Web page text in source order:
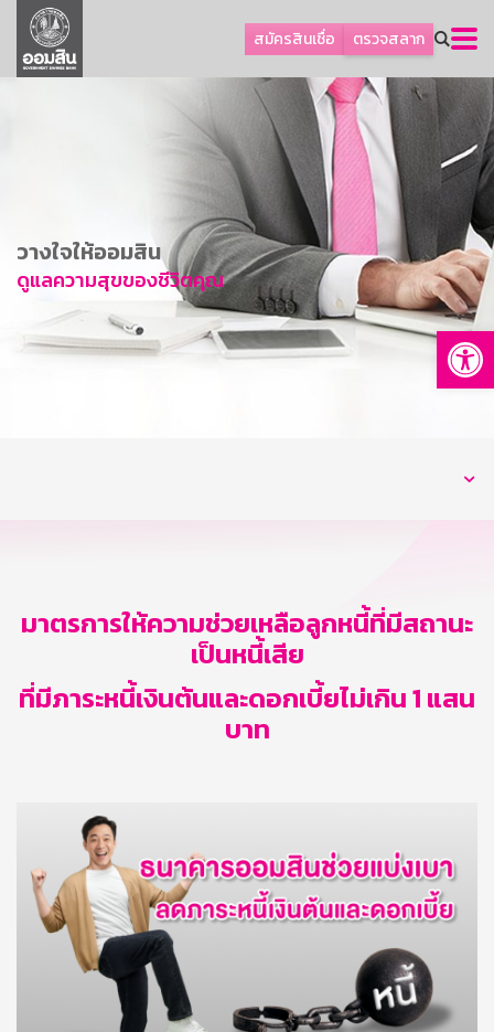
สมัครสินเชื่อ ตรวจสลาก
ลูกค้าธุรกิจ
ลูกค้าผู้ประกอบรายย่อย
การพัฒนาที่ยั่งยืน
ข่าวสาร
บริการทางการเงิน
อื่นๆ
วางใจให้ออมสิน
ดูแลความสุขของชีวิตคุณ
มาตรการให้ความช่วยเหลือลูกหนี้ที่มีสถานะ
เป็นหนี้เสีย
ที่มีภาระหนี้เงินต้นและดอกเบี้ยไม่เกิน 1 แสน
บาท